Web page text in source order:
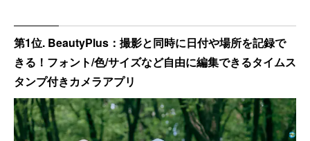
第1位. BeautyPlus：撮影と同時に日付や場所を記録で
きる！フォント/色/サイズなど自由に編集できるタイムス
タンプ付きカメラアプリ